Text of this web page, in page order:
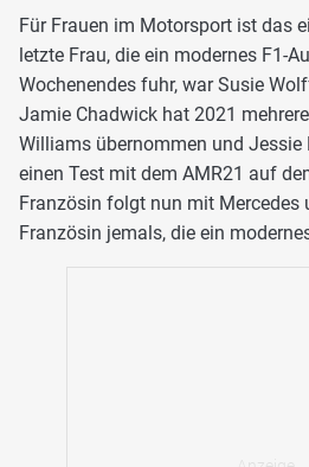
Für Frauen im Motorsport ist das
letzte Frau, die ein modernes F1-
Wochenendes fuhr, war Susie
Jamie Chadwick hat 2021
Williams übernommen und
einen Test mit dem AMR21 auf
Französin folgt nun mit Mercedes
Französin jemals, die ein